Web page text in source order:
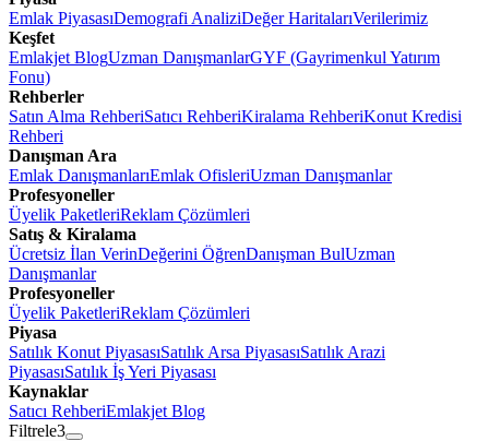
Emlak PiyasasıDemografi AnaliziDeğer HaritalarıVerilerimiz
Keşfet
Emlakjet BlogUzman DanışmanlarGYF (Gayrimenkul Yatırım
Fonu)
Rehberler
Satın Alma RehberiSatıcı RehberiKiralama RehberiKonut Kredisi
Rehberi
Danışman Ara
Emlak DanışmanlarıEmlak OfisleriUzman Danışmanlar
Profesyoneller
Üyelik PaketleriReklam Çözümleri
Satış & Kiralama
Ücretsiz İlan VerinDeğerini ÖğrenDanışman BulUzman
Danışmanlar
Profesyoneller
Üyelik PaketleriReklam Çözümleri
Piyasa
Satılık Konut PiyasasıSatılık Arsa PiyasasıSatılık Arazi
PiyasasıSatılık İş Yeri Piyasası
Kaynaklar
Satıcı RehberiEmlakjet Blog
Filtrele3